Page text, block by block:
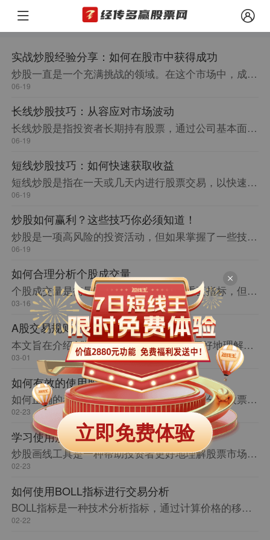
实战炒股经验分享：如何在股市中获得成功
炒股一直是一个充满挑战的领域。在这个市场中，成功者和失败者之间的差距非常明显。本文将分享一些实战炒股的经验，帮助读者在股市中获得成功。
06-19
长线炒股技巧：从容应对市场波动
长线炒股是指投资者长期持有股票，通过公司基本面和行业前景的分析来决定买入或持有股票。长线炒股需要投资者具备一定的耐心和长远眼光，同时也需要对市场进行深入的研究和分析，以应对市场的波动。本文将分享一些长线炒股的技巧，帮助投资者更好地应对市场的风险。
06-19
短线炒股技巧：如何快速获取收益
短线炒股是指在一天或几天内进行股票交易，以快速获取收益。本文将介绍一些短线炒股的技巧，帮助您在股市中取得更好的成果。
06-19
炒股如何赢利？这些技巧你必须知道！
炒股是一项高风险的投资活动，但如果掌握了一些技巧，就可以让赢利变得更加容易。本文将介绍几个关键点，帮助你在炒股中获得更多的利润。
06-19
如何合理分析个股成交量
个股成交量是衡量股票市场活跃程度的重要指标，但如何合理分析个股成交量却是投资者需要掌握的技能之一。本文将从几个方面阐述如何合理分析个股成交量。
03-16
A股交易规则
本文旨在介绍A股交易规则，帮助投资者更好地理解A股市场，并正确遵守交易规则。
03-01
如何有效的使用股筹码分析
如何正确的看股筹码分析，以便帮助投资者分析股票市场的核心原则，提供有效的投资决策。
02-23
学习使用炒股画线工具的优势
炒股画线工具是一种帮助投资者更好地理解股票市场趋势的工具。本文将介绍如何使用炒股画线工具，以及它的优势和应用场景。
02-23
如何使用BOLL指标进行交易分析
BOLL指标是一种技术分析指标，通过计算价格的移动平均线和标准差来确定价格波动的上下限，从而判断股价是否处于超买或超卖状态。本文将介绍BOLL指标的基本原理、计算方法和使用技巧，帮助读者更好地应用BOLL指标进行交易分析。
02-22
立即免费体验